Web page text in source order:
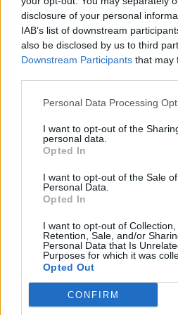
disclosure of your personal
IAB’s list of downstream
also be disclosed by us to third
Downstream Participants that may
Personal Data Processing
I want to opt-out of the
personal data.
Opted In
I want to opt-out of the Sale
Personal Data.
Opted In
I want to opt-out of Collection,
Retention, Sale, and/or
Personal Data that Is
Purposes for which it was
Opted Out
CONFIRM